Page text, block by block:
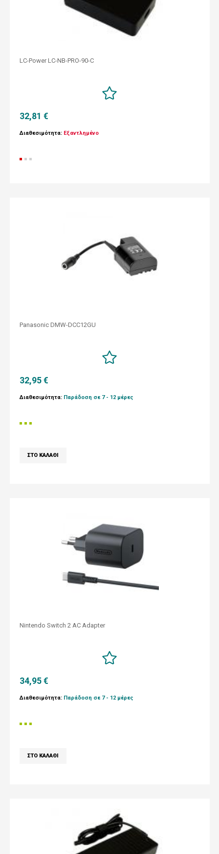
LC-Power LC-NB-PRO-90-C
32,81 €
Διαθεσιμότητα: Εξαντλημένο
Panasonic DMW-DCC12GU
32,95 €
Διαθεσιμότητα: Παράδοση σε 7 - 12 μέρες
Nintendo Switch 2 AC Adapter
34,95 €
Διαθεσιμότητα: Παράδοση σε 7 - 12 μέρες